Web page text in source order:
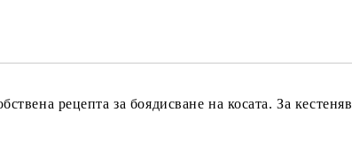
рецепта за боядисване на косата. За